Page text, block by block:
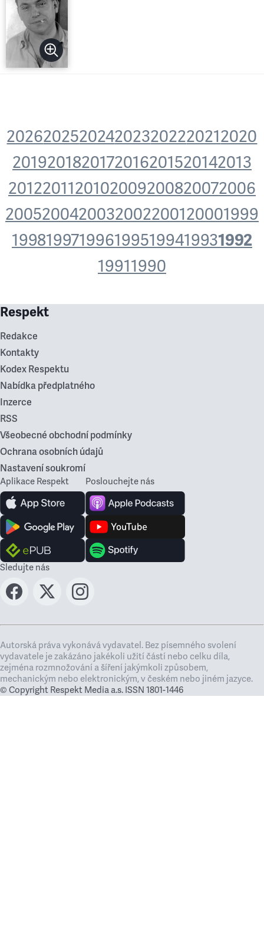
2026202520242023202220212020
2019201820172016201520142013
2012201120102009200820072006
2005200420032002200120001999
1998199719961995199419931992
19911990
Respekt
Redakce
Kontakty
Kodex Respektu
Nabídka předplatného
Inzerce
RSS
Všeobecné obchodní podmínky
Ochrana osobních údajů
Nastavení soukromí
Aplikace Respekt Poslouchejte nás
Sledujte nás
Autorská práva vykonává vydavatel. Bez písemného svolení
vydavatele je zakázáno jakékoli užití částí nebo celku díla,
zejména rozmnožování a šíření jakýmkoli způsobem,
mechanickým nebo elektronickým, v českém nebo jiném jazyce.
© Copyright Respekt Media a.s. ISSN 1801-1446